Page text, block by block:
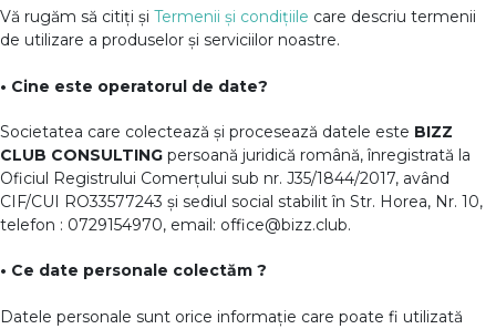
Vă rugăm să citiți și Termenii și condițiile care descriu termenii
de utilizare a produselor și serviciilor noastre.
• Cine este operatorul de date?
Societatea care colectează și procesează datele este BIZZ
CLUB CONSULTING persoană juridică română, înregistrată la
Oficiul Registrului Comerțului sub nr. J35/1844/2017, având
CIF/CUI RO33577243 și sediul social stabilit în Str. Horea, Nr. 10,
telefon : 0729154970, email: office@bizz.club.
• Ce date personale colectăm ?
Datele personale sunt orice informație care poate fi utilizată